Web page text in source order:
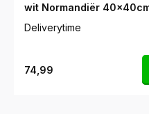
wit Normandiër
Deliverytime
74,99